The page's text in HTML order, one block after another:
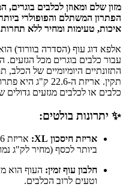
מזון שלם ומאוזן לכלבים בוגרים,
הפתרון המשתלם והפופולרי
איכות, טעימות ומחיר ללא
אלפא דוג עוף (הסדרה בוורוד)
עבור כלבים בוגרים מכל
התזונתיים היומיומיים של הכלב,
תקין. אריזת ה-
כלבים או לכלבים מגזעים גדולים
✨ יתרונות בולטים:
אריזת חיסכון XL:
ביותר לכסף (מחיר לק"ג
חלבון עוף זמין: העוף הוא
וטעים לרוב הכלבים.